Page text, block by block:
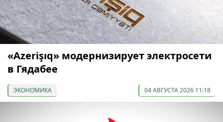
«Azerişıq» модернизирует электросети
в Гядабее
ЭКОНОМИКА 04 АВГУСТА 2026 11:18